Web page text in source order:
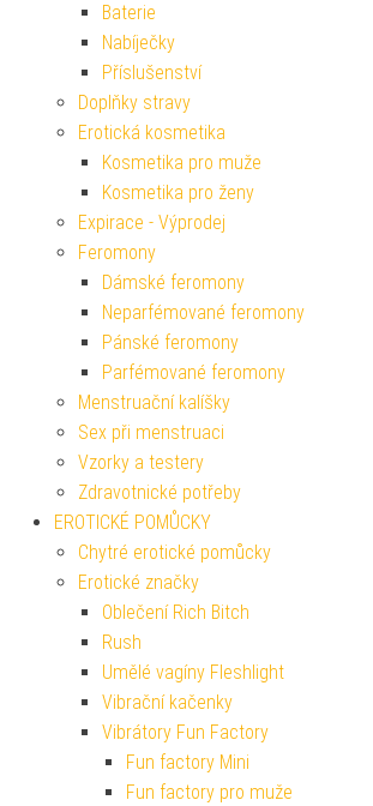
Baterie
Nabíječky
Příslušenství
Doplňky stravy
Erotická kosmetika
Kosmetika pro muže
Kosmetika pro ženy
Expirace - Výprodej
Feromony
Dámské feromony
Neparfémované feromony
Pánské feromony
Parfémované feromony
Menstruační kalíšky
Sex při menstruaci
Vzorky a testery
Zdravotnické potřeby
EROTICKÉ POMŮCKY
Chytré erotické pomůcky
Erotické značky
Oblečení Rich Bitch
Rush
Umělé vagíny Fleshlight
Vibrační kačenky
Vibrátory Fun Factory
Fun factory Mini
Fun factory pro muže